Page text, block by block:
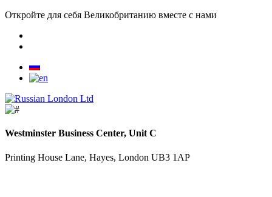
Откройте для себя Великобританию вместе с нами
Westminster Business Center, Unit C
Printing House Lane, Hayes, London UB3 1AP